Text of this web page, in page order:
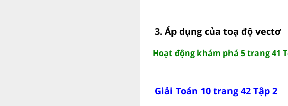
3. Áp dụng của toạ độ vectơ
Hoạt động khám phá 5 trang 41
Giải Toán 10 trang 42 Tập 2